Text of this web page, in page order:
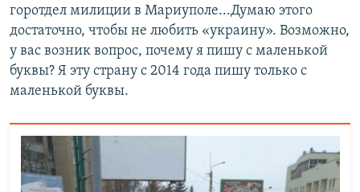
горотдел милиции в Мариуполе...Думаю этого
достаточно, чтобы не любить «украину». Возможно,
у вас возник вопрос, почему я пишу с маленькой
буквы? Я эту страну с 2014 года пишу только с
маленькой буквы.